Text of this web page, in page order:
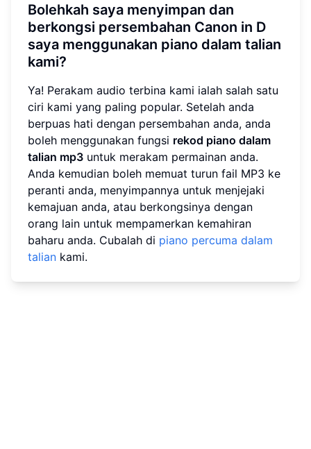
Bolehkah saya menyimpan dan
berkongsi persembahan Canon in D
saya menggunakan piano dalam talian
kami?
Ya! Perakam audio terbina kami ialah salah satu
ciri kami yang paling popular. Setelah anda
berpuas hati dengan persembahan anda, anda
boleh menggunakan fungsi rekod piano dalam
talian mp3 untuk merakam permainan anda.
Anda kemudian boleh memuat turun fail MP3 ke
peranti anda, menyimpannya untuk menjejaki
kemajuan anda, atau berkongsinya dengan
orang lain untuk mempamerkan kemahiran
baharu anda. Cubalah di piano percuma dalam
talian kami.